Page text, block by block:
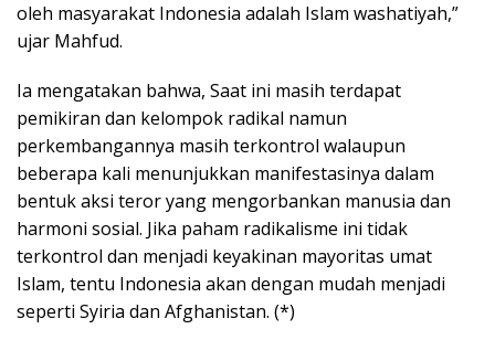
oleh masyarakat Indonesia adalah Islam washatiyah,”
ujar Mahfud.
Ia mengatakan bahwa, Saat ini masih terdapat
pemikiran dan kelompok radikal namun
perkembangannya masih terkontrol walaupun
beberapa kali menunjukkan manifestasinya dalam
bentuk aksi teror yang mengorbankan manusia dan
harmoni sosial. Jika paham radikalisme ini tidak
terkontrol dan menjadi keyakinan mayoritas umat
Islam, tentu Indonesia akan dengan mudah menjadi
seperti Syiria dan Afghanistan. (*)